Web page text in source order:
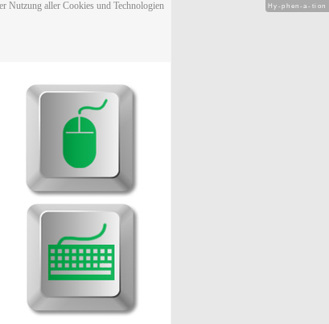
Nutzung aller Cookies und Technologien
Hy-phen-a-tion